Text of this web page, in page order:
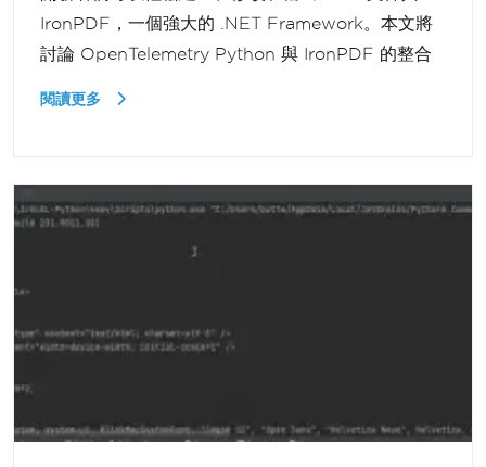
IronPDF，一個強大的 .NET Framework。本文將
討論 OpenTelemetry Python 與 IronPDF 的整合
閱讀更多